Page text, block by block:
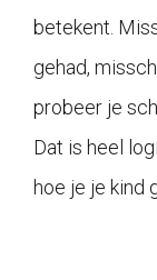
betekent.
gehad,
probeer je
Dat is heel
hoe je je kind